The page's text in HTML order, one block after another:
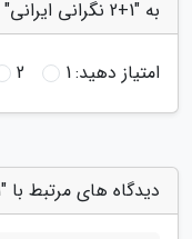
به "1+2 نگرانی ایرانی" امتیاز دهید
امتیاز دهید:1
2
دیدگاه های مرتبط با "1+2 نگرانی ایرانی"